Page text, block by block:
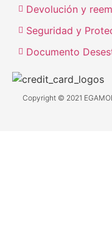
Devolución y
Seguridad y
Documento
Copyright © 2021